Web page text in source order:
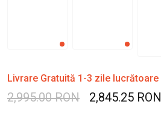
Livrare Gratuită 1-3 zile lucrătoare
2,995.00 RON 2,845.25 RON